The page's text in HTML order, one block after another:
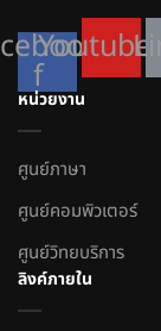
f
Youtube
หน่วยงาน
ศูนย์ภาษา
ศูนย์คอมพิวเตอร์
ศูนย์วิทยบริการ
ลิงค์ภายใน